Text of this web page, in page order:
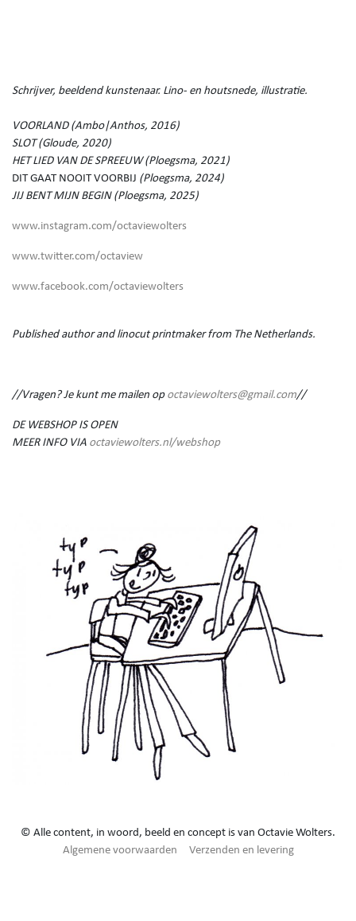
Schrijver, beeldend kunstenaar. Lino- en houtsnede, illustratie.
VOORLAND (Ambo|Anthos, 2016)
SLOT (Gloude, 2020)
HET LIED VAN DE SPREEUW (Ploegsma, 2021)
DIT GAAT NOOIT VOORBIJ (Ploegsma, 2024)
JIJ BENT MIJN BEGIN (Ploegsma, 2025)
www.instagram.com/octaviewolters
www.twitter.com/octaview
www.facebook.com/octaviewolters
Published author and linocut printmaker from The Netherlands.
//Vragen? Je kunt me mailen op octaviewolters@gmail.com//
DE WEBSHOP IS OPEN
MEER INFO VIA octaviewolters.nl/webshop
© Alle content, in woord, beeld en concept is van Octavie Wolters.
Algemene voorwaarden
Verzenden en levering